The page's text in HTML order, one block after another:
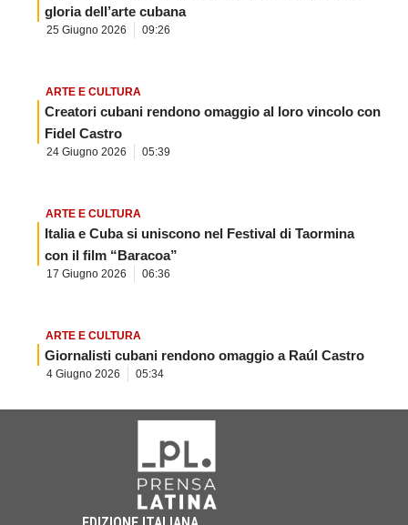
gloria dell’arte cubana
25 Giugno 2026 09:26
ARTE E CULTURA
Creatori cubani rendono omaggio al loro vincolo con
Fidel Castro
24 Giugno 2026 05:39
ARTE E CULTURA
Italia e Cuba si uniscono nel Festival di Taormina
con il film “Baracoa”
17 Giugno 2026 06:36
ARTE E CULTURA
Giornalisti cubani rendono omaggio a Raúl Castro
4 Giugno 2026 05:34